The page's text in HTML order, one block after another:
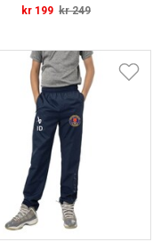
kr 199 kr 249